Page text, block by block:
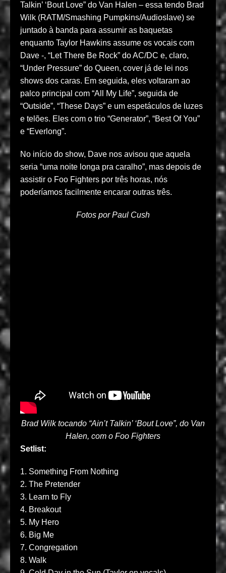
Talkin’ ‘Bout Love” do Van Halen – essa tendo Brad
Wilk (RATM/Smashing Pumpkins/Audioslave) se
juntado à banda para assumir as baquetas
enquanto Taylor Hawkins assume os vocais com
Dave -, “Let There Be Rock” do AC/DC e, claro,
“Under Pressure” do Queen, cover já de lei nos
shows dos caras. Em seguida, eles voltaram ao
palco principal com “All My Life”, seguida de
“Outside”, “These Days” e um espetáculos de luzes
e telões. Eles com o trio “Generator”, “Best Of You”
e “Everlong”.
No início do show, Dave nos avisou que aquela
seria “uma noite longa pra caralho”, mas depois de
assistir o Foo Fighters por três horas, nós
poderíamos facilmente encarar outras três.
Fotos por Paul Cush
Brad Wilk tocando “Ain’t Talkin’ ‘Bout Love”, do Van
Halen, com o Foo Fighters
Setlist:
1. Something From Nothing
2. The Pretender
3. Learn to Fly
4. Breakout
5. My Hero
6. Big Me
7. Congregation
8. Walk